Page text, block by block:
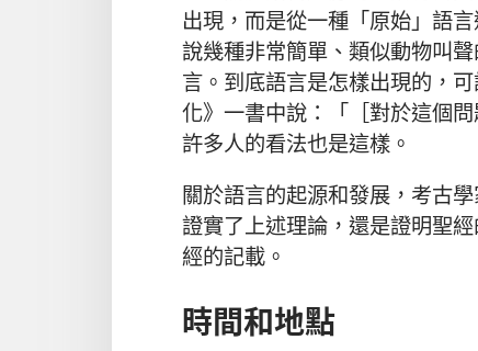
出現，而是從一種「原始」語
說幾種非常簡單、類似動物叫
言。到底語言是怎樣出現的，
化》一書中說：「［對於這個
許多人的看法也是這樣。
關於語言的起源和發展，考古
證實了上述理論，還是證明聖
經的記載。
時間和地點